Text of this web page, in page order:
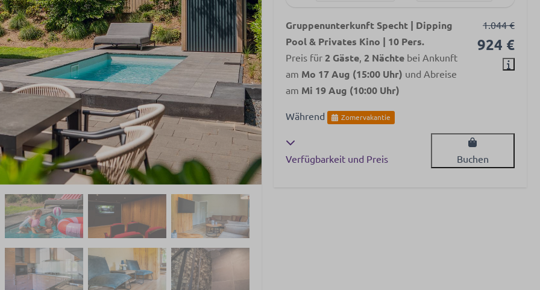
1.044 €
924 €
Gruppenunterkunft Specht | Dipping
Pool & Privates Kino | 10 Pers.
Preis für 2 Gäste, 2 Nächte bei Ankunft
am Mo 17 Aug (15:00 Uhr) und Abreise
am Mi 19 Aug (10:00 Uhr)
Während Zomervakantie
Verfügbarkeit und Preis Buchen